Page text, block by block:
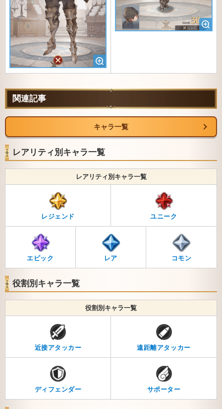
関連記事
キャラ一覧
レアリティ別キャラ一覧
レアリティ別キャラ一覧
レジェンド ユニーク
エピック レア コモン
役割別キャラ一覧
役割別キャラ一覧
近接アタッカー 遠距離アタッカー
ディフェンダー サポーター